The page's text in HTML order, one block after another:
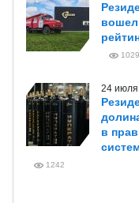
вошел
1029
24
в
1242